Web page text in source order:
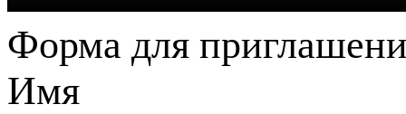
Форма для
Имя